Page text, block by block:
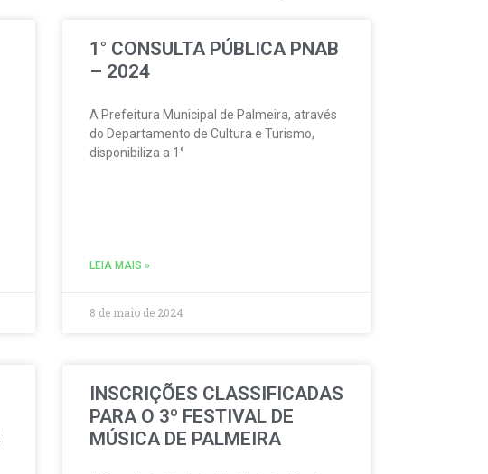
1° CONSULTA PÚBLICA PNAB
– 2024
A Prefeitura Municipal de Palmeira, através
do Departamento de Cultura e Turismo,
disponibiliza a 1°
LEIA MAIS »
8 de maio de 2024
INSCRIÇÕES CLASSIFICADAS
PARA O 3º FESTIVAL DE
MÚSICA DE PALMEIRA